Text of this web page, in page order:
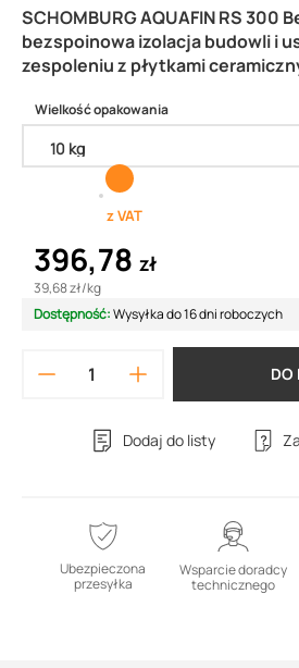
SCHOMBURG AQUAFIN RS 300
bezspoinowa izolacja budowli i
zespoleniu z płytkami
Wielkość opakowania
z VAT
396,78 zł
39,68 zł/kg
Dostępność:Wysyłka do 16 dni roboczych
DO
Dodaj do listy
Ubezpieczona
przesyłka
Wsparcie doradcy
technicznego